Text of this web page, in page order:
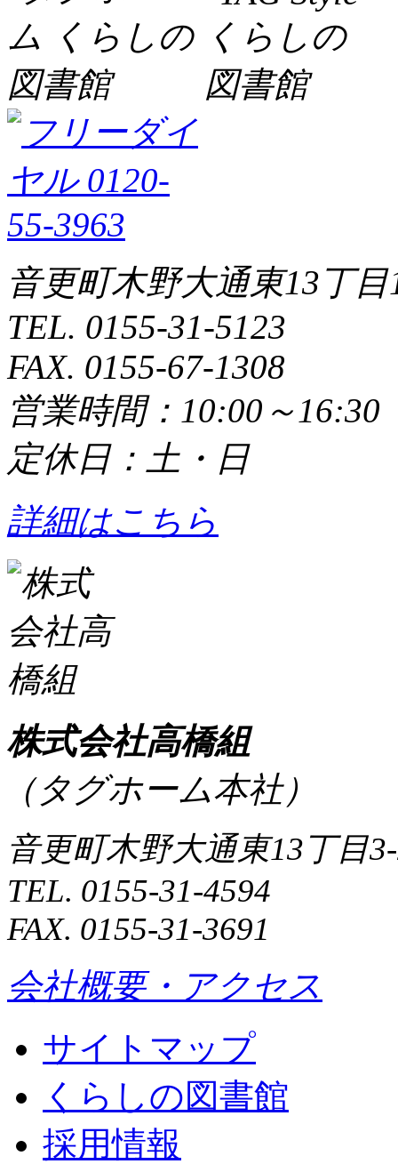
音更町木野大通東13丁目
TEL. 0155-31-5123
FAX. 0155-67-1308
営業時間：10:00～
定休日：土・日
詳細はこちら
株式会社高橋組
（タグホーム本社）
音更町木野大通東13丁目
TEL. 0155-31-4594
FAX. 0155-31-3691
会社概要・アクセス
サイトマップ
くらしの図書館
採用情報